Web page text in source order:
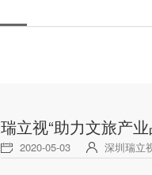
瑞立视“助力文旅产
2020-05-03 深圳瑞立